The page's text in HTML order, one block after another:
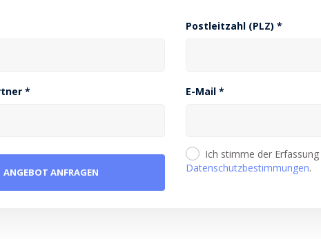
Postleitzahl (PLZ) *
* E-Mail *
Ich stimme der
Datenschutzbestimmungen.